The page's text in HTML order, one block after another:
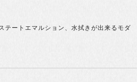
ートエマルション、水拭きが出来るモダ